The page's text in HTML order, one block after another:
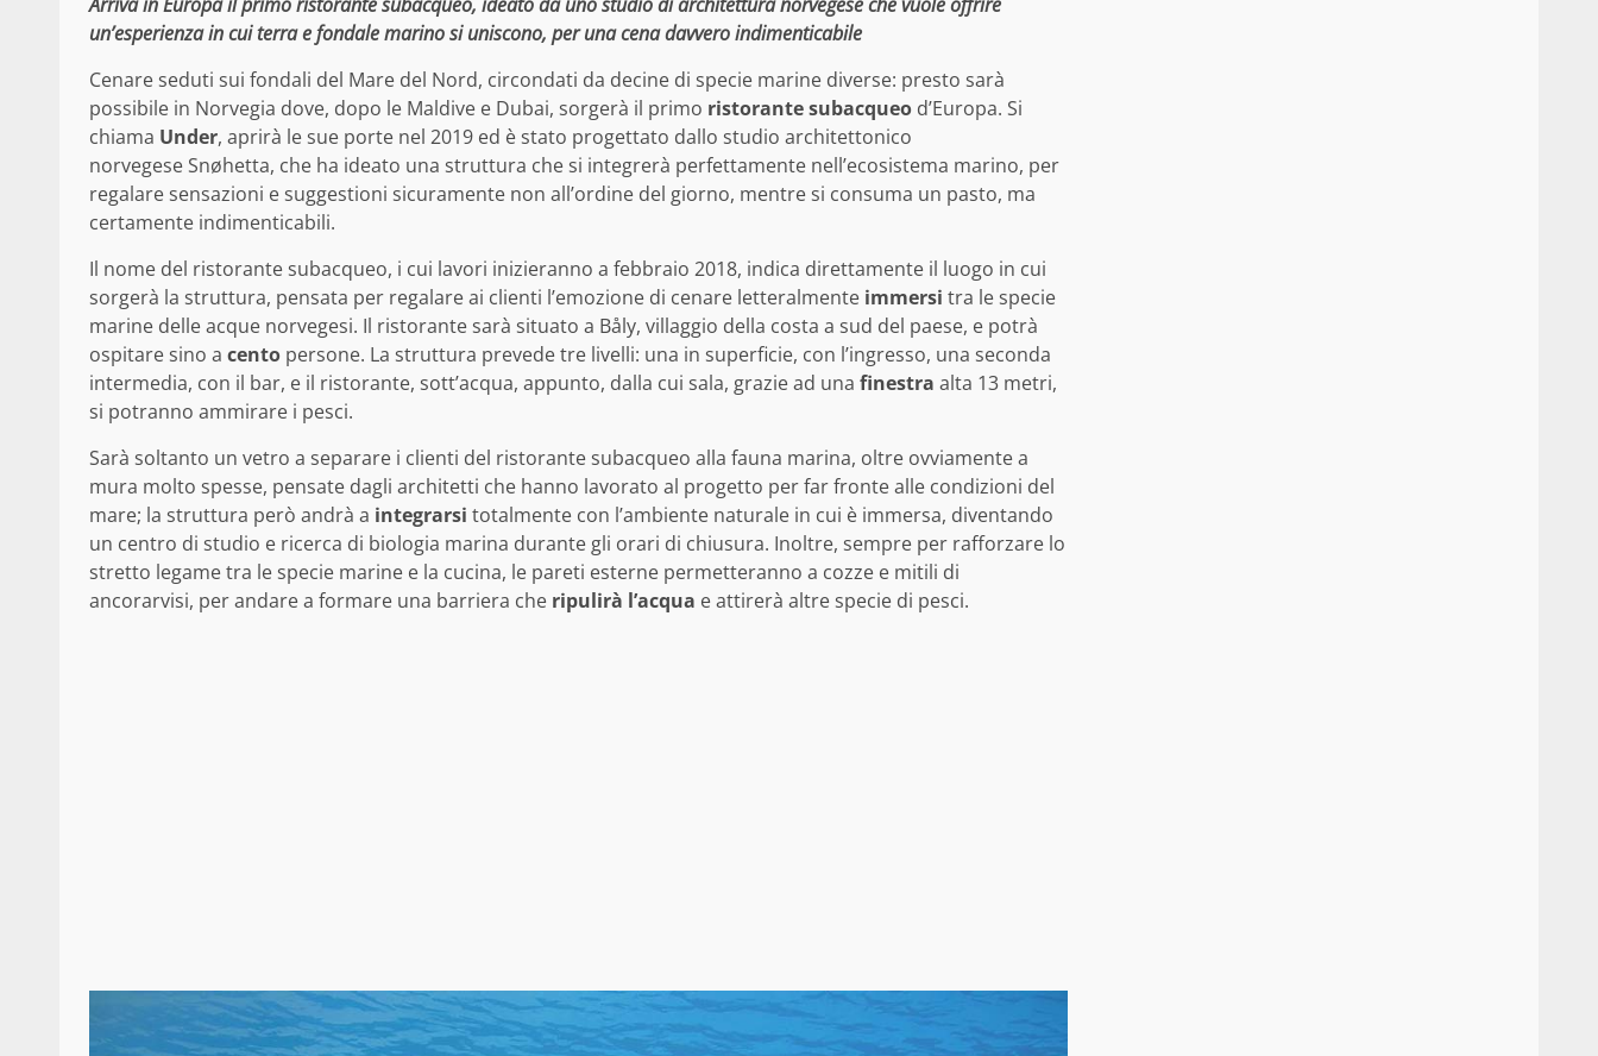
un’esperienza in cui terra e fondale marino si uniscono, per una cena davvero indimenticabile
Cenare seduti sui fondali del Mare del Nord, circondati da decine di specie marine diverse: presto sarà
possibile in Norvegia dove, dopo le Maldive e Dubai, sorgerà il primo ristorante subacqueo d’Europa. Si
chiama Under, aprirà le sue porte nel 2019 ed è stato progettato dallo studio architettonico
norvegese Snøhetta, che ha ideato una struttura che si integrerà perfettamente nell’ecosistema marino, per
regalare sensazioni e suggestioni sicuramente non all’ordine del giorno, mentre si consuma un pasto, ma
certamente indimenticabili.
Il nome del ristorante subacqueo, i cui lavori inizieranno a febbraio 2018, indica direttamente il luogo in cui
sorgerà la struttura, pensata per regalare ai clienti l’emozione di cenare letteralmente immersi tra le specie
marine delle acque norvegesi. Il ristorante sarà situato a Båly, villaggio della costa a sud del paese, e potrà
ospitare sino a cento persone. La struttura prevede tre livelli: una in superficie, con l’ingresso, una seconda
intermedia, con il bar, e il ristorante, sott’acqua, appunto, dalla cui sala, grazie ad una finestra alta 13 metri,
si potranno ammirare i pesci.
Sarà soltanto un vetro a separare i clienti del ristorante subacqueo alla fauna marina, oltre ovviamente a
mura molto spesse, pensate dagli architetti che hanno lavorato al progetto per far fronte alle condizioni del
mare; la struttura però andrà a integrarsi totalmente con l’ambiente naturale in cui è immersa, diventando
un centro di studio e ricerca di biologia marina durante gli orari di chiusura. Inoltre, sempre per rafforzare lo
stretto legame tra le specie marine e la cucina, le pareti esterne permetteranno a cozze e mitili di
ancorarvisi, per andare a formare una barriera che ripulirà l’acqua e attirerà altre specie di pesci.